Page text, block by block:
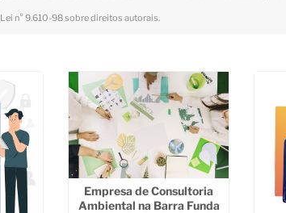
Lei n° 9.610-98 sobre direitos autorais.
Empresa de Consultoria
Ambiental na Barra Funda